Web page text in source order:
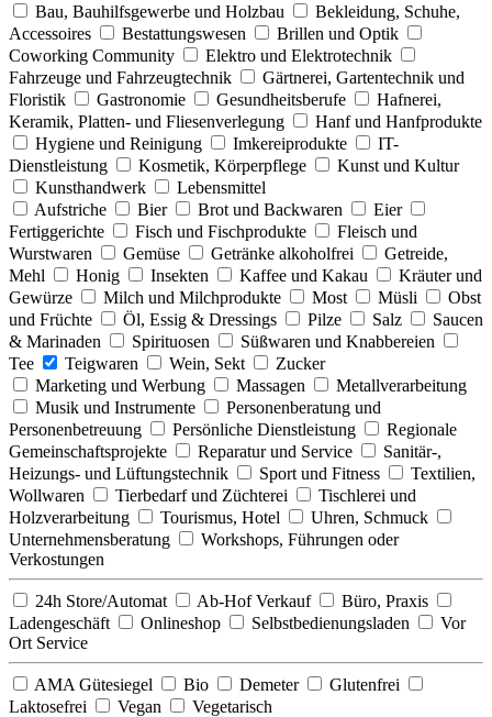
Bau, Bauhilfsgewerbe und Holzbau
Bekleidung, Schuhe,
Accessoires
Bestattungswesen
Brillen und Optik
Coworking Community
Elektro und Elektrotechnik
Fahrzeuge und Fahrzeugtechnik
Gärtnerei, Gartentechnik und
Floristik
Gastronomie Gesundheitsberufe
Hafnerei,
Keramik, Platten- und Fliesenverlegung
Hanf und Hanfprodukte
Hygiene und Reinigung
Imkereiprodukte
IT-
Dienstleistung
Kosmetik, Körperpflege
Kunst und Kultur
Kunsthandwerk
Lebensmittel
Aufstriche
Bier Brot und Backwaren
Eier
Fertiggerichte
Fisch und Fischprodukte
Fleisch und
Wurstwaren
Gemüse Getränke alkoholfrei
Getreide,
Mehl
Honig Insekten Kaffee und Kakau
Kräuter und
Gewürze
Milch und Milchprodukte Most Müsli
Obst
und Früchte
Öl, Essig & Dressings Pilze Salz
Saucen
& Marinaden
Spirituosen
Süßwaren und Knabbereien
Tee
Teigwaren Wein, Sekt
Zucker
Marketing und Werbung
Massagen
Metallverarbeitung
Musik und Instrumente
Personenberatung und
Personenbetreuung
Persönliche Dienstleistung
Regionale
Gemeinschaftsprojekte
Reparatur und Service
Sanitär-,
Heizungs- und Lüftungstechnik
Sport und Fitness
Textilien,
Wollwaren
Tierbedarf und Züchterei
Tischlerei und
Holzverarbeitung
Tourismus, Hotel
Uhren, Schmuck
Unternehmensberatung
Workshops, Führungen oder
Verkostungen
24h Store/Automat Ab-Hof Verkauf
Büro, Praxis
Ladengeschäft
Onlineshop Selbstbedienungsladen
Vor
Ort Service
AMA Gütesiegel Bio Demeter
Glutenfrei
Laktosefrei
Vegan Vegetarisch